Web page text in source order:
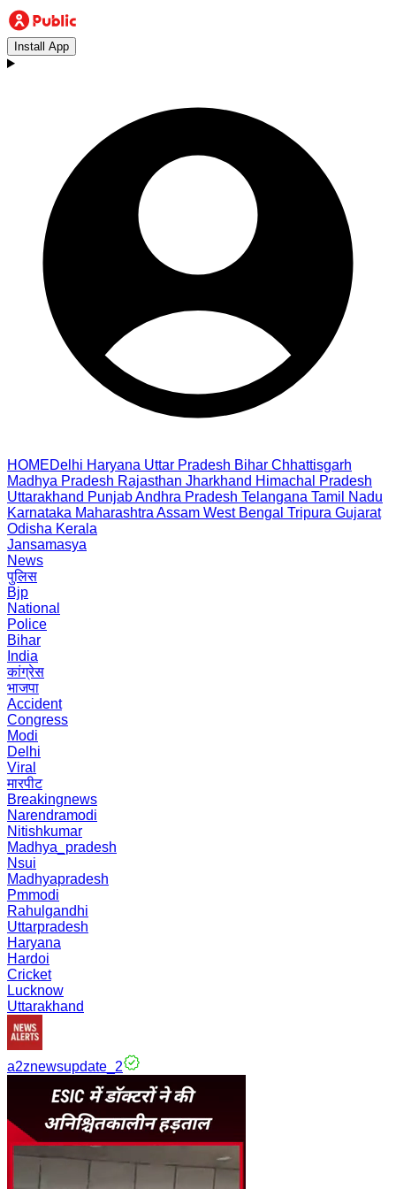
Install App
HOMEDelhi Haryana Uttar Pradesh Bihar Chhattisgarh
Madhya Pradesh Rajasthan Jharkhand Himachal Pradesh
Uttarakhand PunjabAndhra Pradesh Telangana Tamil Nadu
Karnataka Maharashtra Assam West Bengal Tripura Gujarat
Odisha Kerala
Jansamasya
News
पुलिस
Bjp
National
Police
Bihar
India
कांग्रेस
भाजपा
Accident
Congress
Modi
Delhi
Viral
मारपीट
Breakingnews
Narendramodi
Nitishkumar
Madhya_pradesh
Nsui
Madhyapradesh
Pmmodi
Rahulgandhi
Uttarpradesh
Haryana
Hardoi
Cricket
Lucknow
Uttarakhand
a2znewsupdate_2